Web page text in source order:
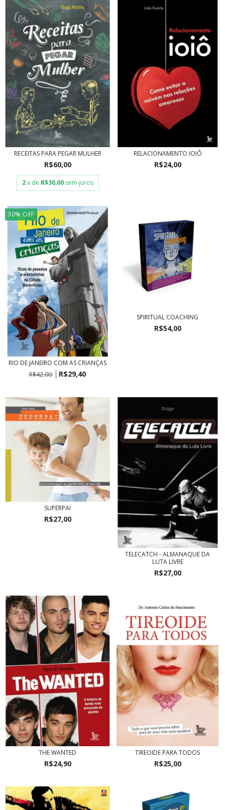
RECEITAS PARA PEGAR MULHER
R$60,00
2 x de R$30,00 sem juros
RELACIONAMENTO IOIÔ
R$24,00
30% OFF
RIO DE JANEIRO COM AS CRIANÇAS
R$42,00
R$29,40
SPIRITUAL COACHING
R$54,00
SUPERPAI
R$27,00
TELECATCH - ALMANAQUE DA
LUTA LIVRE
R$27,00
THE WANTED
R$24,90
TIREOIDE PARA TODOS
R$25,00